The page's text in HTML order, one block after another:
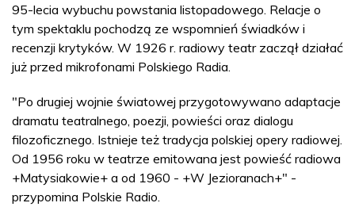
95-lecia wybuchu powstania listopadowego. Relacje o
tym spektaklu pochodzą ze wspomnień świadków i
recenzji krytyków. W 1926 r. radiowy teatr zaczął działać
już przed mikrofonami Polskiego Radia.
"Po drugiej wojnie światowej przygotowywano adaptacje
dramatu teatralnego, poezji, powieści oraz dialogu
filozoficznego. Istnieje też tradycja polskiej opery radiowej.
Od 1956 roku w teatrze emitowana jest powieść radiowa
+Matysiakowie+ a od 1960 - +W Jezioranach+" -
przypomina Polskie Radio.